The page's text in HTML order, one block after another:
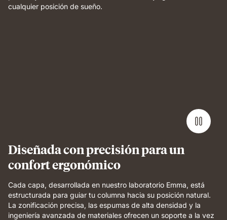
cualquier posición de sueño.
support.
Diseñada con precisión para un
confort ergonómico
Cada capa, desarrollada en nuestro laboratorio Emma, está
estructurada para guiar tu columna hacia su posición natural.
La zonificación precisa, las espumas de alta densidad y la
ingeniería avanzada de materiales ofrecen un soporte a la vez